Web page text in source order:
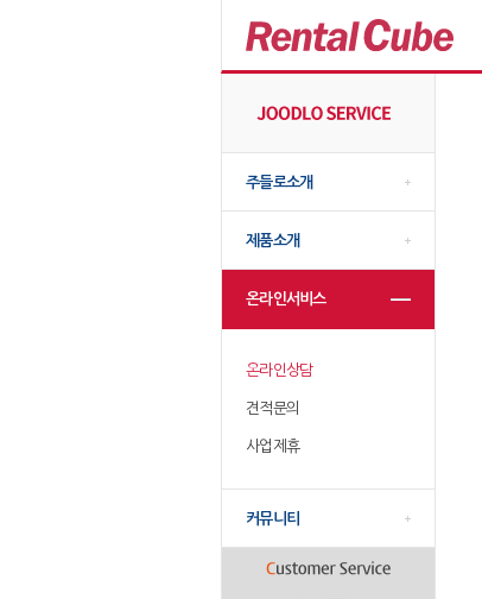
주들로소개
제품소개
온라인서비스
온라인상담
견적문의
사업제휴
커뮤니티